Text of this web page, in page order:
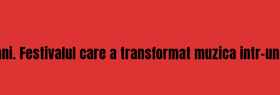
ani. Festivalul care a transformat muzica